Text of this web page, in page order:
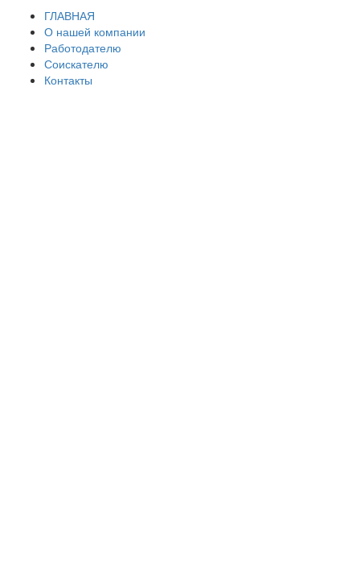
ГЛАВНАЯ
О нашей компании
Работодателю
Соискателю
Контакты